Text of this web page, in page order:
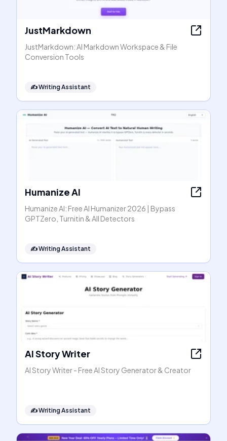
JustMarkdown
JustMarkdown: AI Markdown Workspace & File
Conversion Tools
✍️Writing Assistant
Humanize AI
Humanize AI: Free AI Humanizer 2026 | Bypass
GPTZero, Turnitin & All Detectors
✍️Writing Assistant
AI Story Writer
AI Story Writer - Free AI Story Generator & Creator
✍️Writing Assistant